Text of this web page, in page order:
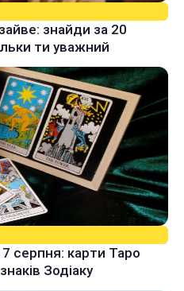
знайди за 20
ти уважний
серпня: карти Таро
Зодіаку